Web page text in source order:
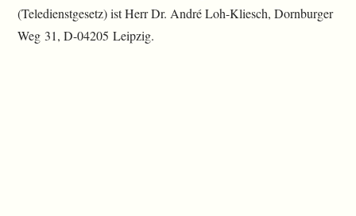
(Teledienstgesetz) ist Herr Dr. André Loh-Kliesch, Dornburger
Weg 31, D-04205 Leipzig.